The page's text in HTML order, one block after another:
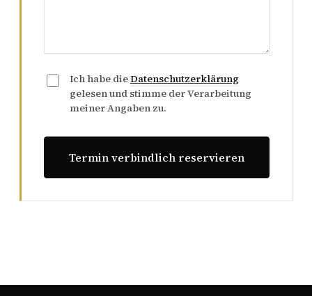
Ich habe dieDatenschutzerklärung
gelesen und stimme der Verarbeitung
meiner Angaben zu.
Termin verbindlich reservieren